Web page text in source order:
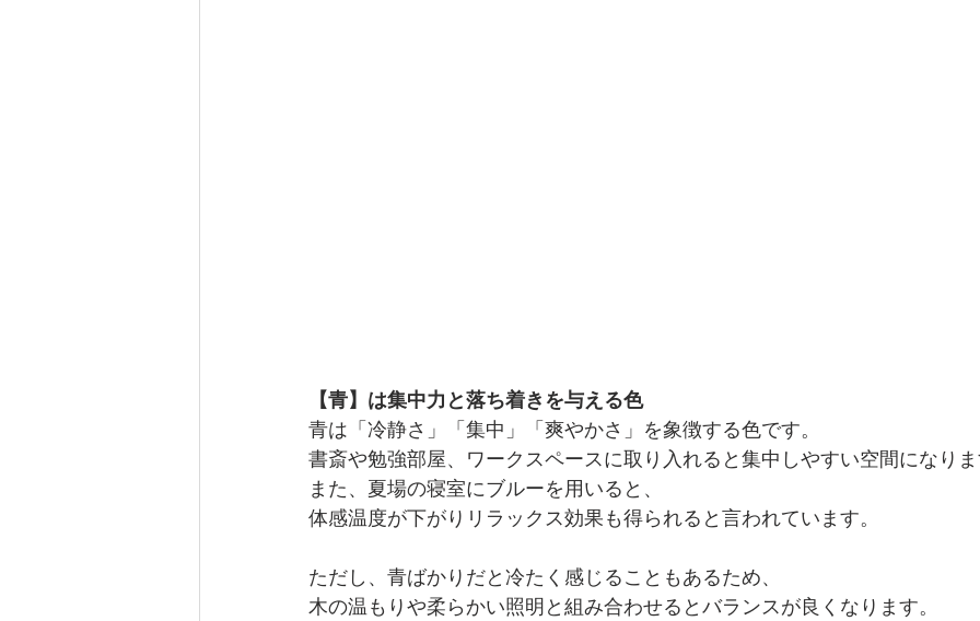
【青】は集中力と落ち着きを与える色
青は「冷静さ」「集中」「爽やかさ」を象徴する色です。
書斎や勉強部屋、ワークスペースに取り入れると集中しやすい空間になり
また、夏場の寝室にブルーを用いると、
体感温度が下がりリラックス効果も得られると言われています。
ただし、青ばかりだと冷たく感じることもあるため、
木の温もりや柔らかい照明と組み合わせるとバランスが良くなります。